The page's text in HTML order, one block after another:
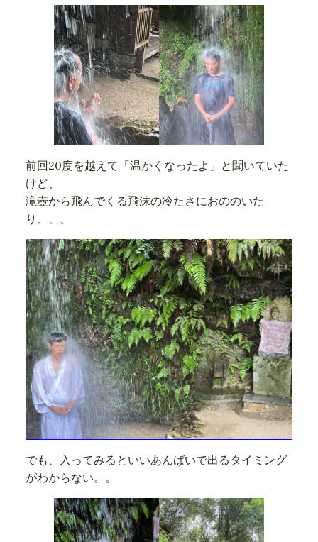
前回20度を越えて「温かくなったよ」と聞いていた
けど、
滝壺から飛んでくる飛沫の冷たさにおののいた
り、、、
でも、入ってみるといいあんばいで出るタイミング
がわからない。。